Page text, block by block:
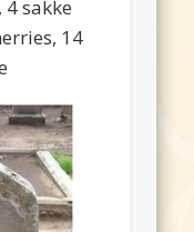
4 sakke
14